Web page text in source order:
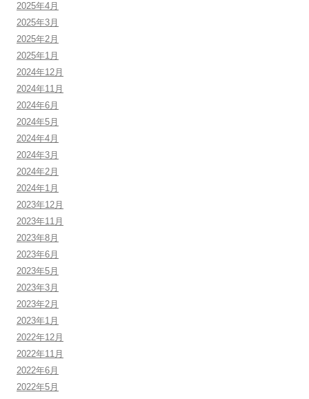
2025年4月
2025年3月
2025年2月
2025年1月
2024年12月
2024年11月
2024年6月
2024年5月
2024年4月
2024年3月
2024年2月
2024年1月
2023年12月
2023年11月
2023年8月
2023年6月
2023年5月
2023年3月
2023年2月
2023年1月
2022年12月
2022年11月
2022年6月
2022年5月